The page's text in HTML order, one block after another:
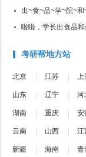
笔记
出~食~品~学~院~
啦啦，学长出食品
考研帮地方站
北京 江苏 上
山东 辽宁 河
湖南 重庆 安
云南 山西 江
新疆 海南 青